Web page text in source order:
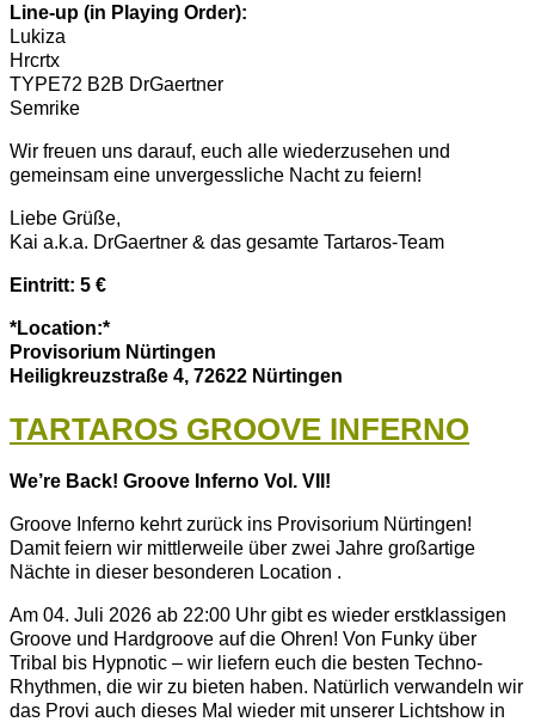
Line-up (in Playing Order):
Lukiza
Hrcrtx
TYPE72 B2B DrGaertner
Semrike
Wir freuen uns darauf, euch alle wiederzusehen und
gemeinsam eine unvergessliche Nacht zu feiern!
Liebe Grüße,
Kai a.k.a. DrGaertner & das gesamte Tartaros-Team
Eintritt: 5 €
*Location:*
Provisorium Nürtingen
Heiligkreuzstraße 4, 72622 Nürtingen
TARTAROS GROOVE INFERNO
We’re Back! Groove Inferno Vol. VII!
Groove Inferno kehrt zurück ins Provisorium Nürtingen!
Damit feiern wir mittlerweile über zwei Jahre großartige
Nächte in dieser besonderen Location .
Am 04. Juli 2026 ab 22:00 Uhr gibt es wieder erstklassigen
Groove und Hardgroove auf die Ohren! Von Funky über
Tribal bis Hypnotic – wir liefern euch die besten Techno-
Rhythmen, die wir zu bieten haben. Natürlich verwandeln wir
das Provi auch dieses Mal wieder mit unserer Lichtshow in